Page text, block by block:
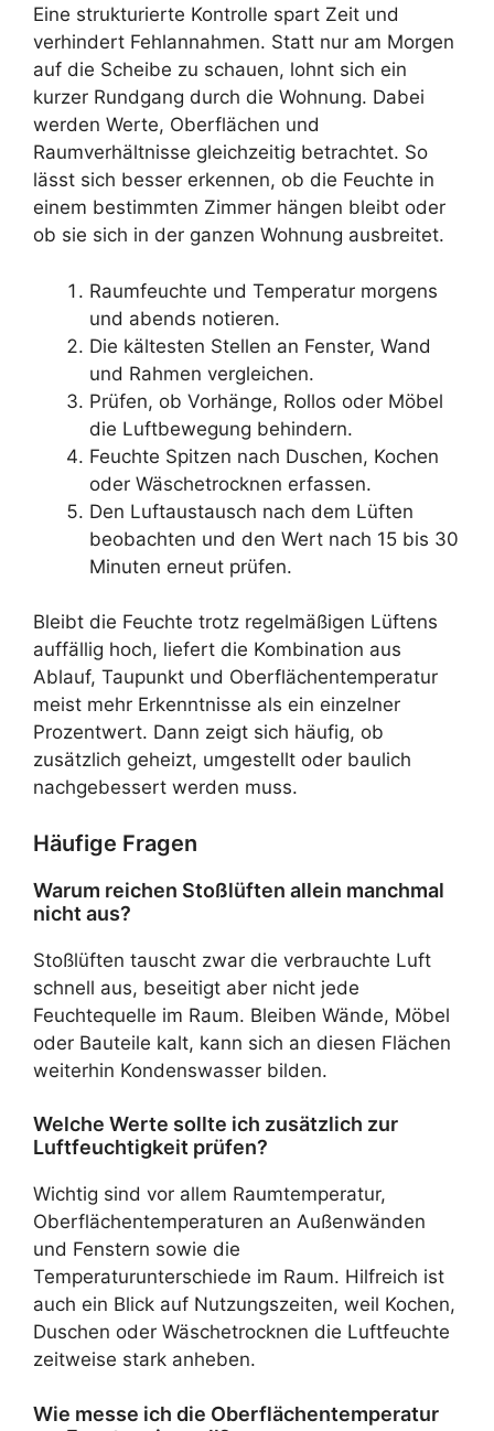
Eine strukturierte Kontrolle spart Zeit und
verhindert Fehlannahmen. Statt nur am Morgen
auf die Scheibe zu schauen, lohnt sich ein
kurzer Rundgang durch die Wohnung. Dabei
werden Werte, Oberflächen und
Raumverhältnisse gleichzeitig betrachtet. So
lässt sich besser erkennen, ob die Feuchte in
einem bestimmten Zimmer hängen bleibt oder
ob sie sich in der ganzen Wohnung ausbreitet.
Raumfeuchte und Temperatur morgens
und abends notieren.
Die kältesten Stellen an Fenster, Wand
und Rahmen vergleichen.
Prüfen, ob Vorhänge, Rollos oder Möbel
die Luftbewegung behindern.
Feuchte Spitzen nach Duschen, Kochen
oder Wäschetrocknen erfassen.
Den Luftaustausch nach dem Lüften
beobachten und den Wert nach 15 bis 30
Minuten erneut prüfen.
Bleibt die Feuchte trotz regelmäßigen Lüftens
auffällig hoch, liefert die Kombination aus
Ablauf, Taupunkt und Oberflächentemperatur
meist mehr Erkenntnisse als ein einzelner
Prozentwert. Dann zeigt sich häufig, ob
zusätzlich geheizt, umgestellt oder baulich
nachgebessert werden muss.
Häufige Fragen
Warum reichen Stoßlüften allein manchmal
nicht aus?
Stoßlüften tauscht zwar die verbrauchte Luft
schnell aus, beseitigt aber nicht jede
Feuchtequelle im Raum. Bleiben Wände, Möbel
oder Bauteile kalt, kann sich an diesen Flächen
weiterhin Kondenswasser bilden.
Welche Werte sollte ich zusätzlich zur
Luftfeuchtigkeit prüfen?
Wichtig sind vor allem Raumtemperatur,
Oberflächentemperaturen an Außenwänden
und Fenstern sowie die
Temperaturunterschiede im Raum. Hilfreich ist
auch ein Blick auf Nutzungszeiten, weil Kochen,
Duschen oder Wäschetrocknen die Luftfeuchte
zeitweise stark anheben.
Wie messe ich die Oberflächentemperatur